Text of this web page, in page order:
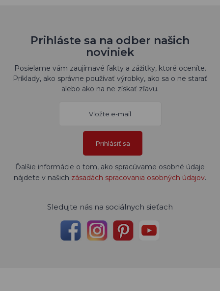
Prihláste sa na odber našich
noviniek
Posielame vám zaujímavé fakty a zážitky, ktoré oceníte.
Príklady, ako správne používať výrobky, ako sa o ne starať
alebo ako na ne získať zľavu.
Prihlásiť sa
Ďalšie informácie o tom, ako spracúvame osobné údaje
nájdete v našich zásadách spracovania osobných údajov.
Sledujte nás na sociálnych sieťach